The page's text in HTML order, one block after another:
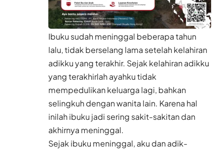
Ibuku sudah meninggal beberapa tahun
lalu, tidak berselang lama setelah kelahiran
adikku yang terakhir. Sejak kelahiran adikku
yang terakhirlah ayahku tidak
mempedulikan keluarga lagi, bahkan
selingkuh dengan wanita lain. Karena hal
inilah ibuku jadi sering sakit-sakitan dan
akhirnya meninggal.
Sejak ibuku meninggal, aku dan adik-